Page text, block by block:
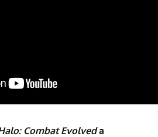
Combat Evolveda